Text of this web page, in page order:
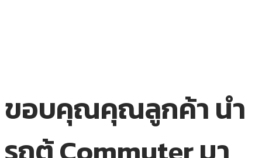
ขอบคุณคุณลูกค้า นำ